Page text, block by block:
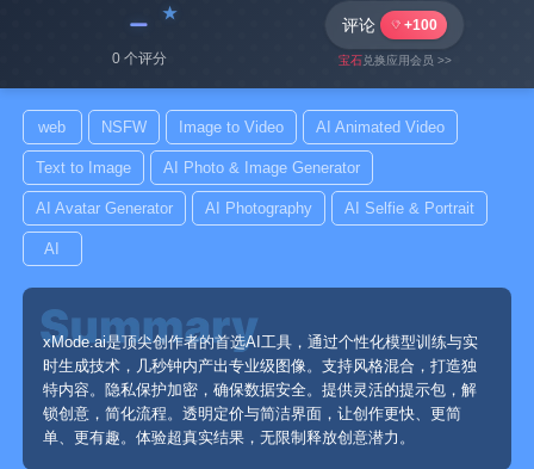
﹣
0 个评分
评论 +100
宝石兑换应用会员 >>
web NSFW Image to Video AI Animated Video
Text to Image AI Photo & Image Generator
AI Avatar Generator AI Photography AI Selfie & Portrait
AI
xMode.ai是顶尖创作者的首选AI工具，通过个性化模型训练与实
时生成技术，几秒钟内产出专业级图像。支持风格混合，打造独
特内容。隐私保护加密，确保数据安全。提供灵活的提示包，解
锁创意，简化流程。透明定价与简洁界面，让创作更快、更简
单、更有趣。体验超真实结果，无限制释放创意潜力。